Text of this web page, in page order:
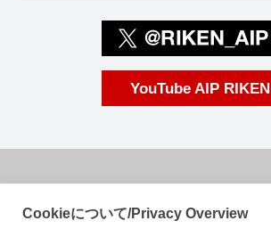
YouTube AIP RIKEN
国立研究開発法人理化学研究所
Cookieについて/Privacy Overview